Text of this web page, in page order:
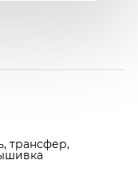
трансфер,